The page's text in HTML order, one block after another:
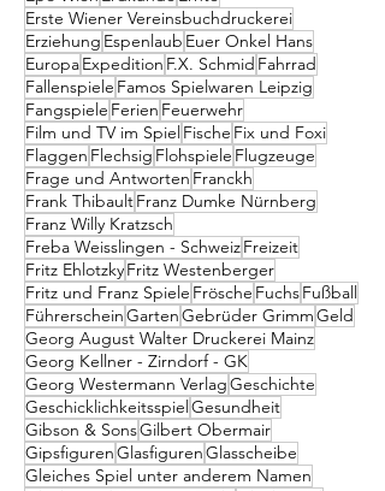
Erste Wiener Vereinsbuchdruckerei
Erziehung Espenlaub Euer Onkel Hans
EuropaExpedition F.X. Schmid Fahrrad
Fallenspiele Famos Spielwaren Leipzig
Fangspiele Ferien Feuerwehr
Film und TV im SpielFische Fix und Foxi
Flaggen Flechsig Flohspiele Flugzeuge
Frage und Antworten Franckh
Frank ThibaultFranz Dumke Nürnberg
Franz Willy Kratzsch
Freba Weisslingen - SchweizFreizeit
Fritz EhlotzkyFritz Westenberger
Fritz und Franz Spiele Frösche FuchsFußball
FührerscheinGartenGebrüder GrimmGeld
Georg August Walter Druckerei Mainz
Georg Kellner - Zirndorf - GK
Georg Westermann VerlagGeschichte
GeschicklichkeitsspielGesundheit
Gibson & SonsGilbert Obermair
GipsfigurenGlasfigurenGlasscheibe
Gleiches Spiel unter anderem Namen